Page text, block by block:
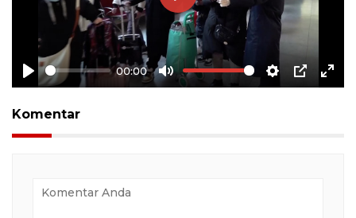
Play
00:00
Mute Settings
PIP
Play
Komentar